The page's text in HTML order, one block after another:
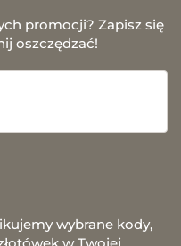
promocji? Zapisz się
oszczędzać!
wybrane kody,
w Twojej